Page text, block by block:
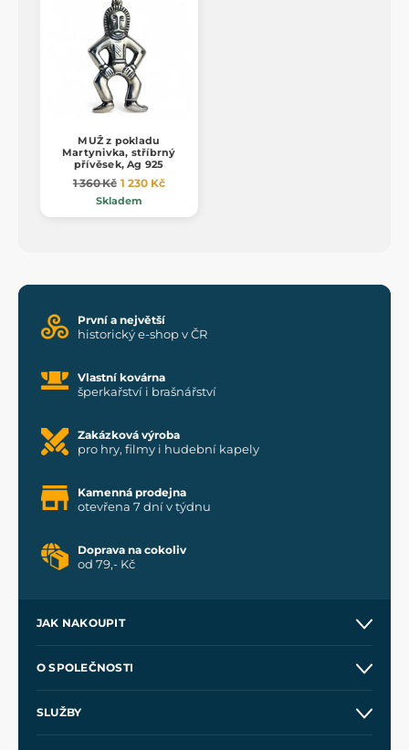
MUŽ z pokladu
Martynivka, stříbrný
přívěsek, Ag 925
1 360 Kč 1 230 Kč
Skladem
První a největší
historický e-shop v ČR
Vlastní kovárna
šperkařství i brašnářství
Zakázková výroba
pro hry, filmy i hudební kapely
Kamenná prodejna
otevřena 7 dní v týdnu
Doprava na cokoliv
od 79,- Kč
JAK NAKOUPIT
Velkoobchod
O SPOLEČNOSTI
SLUŽBY